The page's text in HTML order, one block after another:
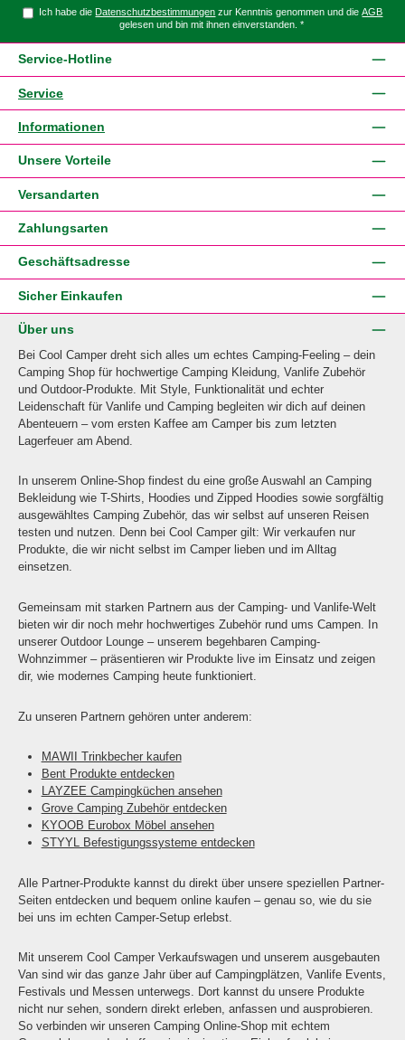
Ich habe dieDatenschutzbestimmungen zur Kenntnis genommen und dieAGB
gelesen und bin mit ihnen einverstanden. *
Service-Hotline
Service
Informationen
Unsere Vorteile
Versandarten
Zahlungsarten
Geschäftsadresse
Sicher Einkaufen
Über uns
Bei Cool Camper dreht sich alles um echtes Camping-Feeling – dein
Camping Shop für hochwertige Camping Kleidung, Vanlife Zubehör
und Outdoor-Produkte. Mit Style, Funktionalität und echter
Leidenschaft für Vanlife und Camping begleiten wir dich auf deinen
Abenteuern – vom ersten Kaffee am Camper bis zum letzten
Lagerfeuer am Abend.
In unserem Online-Shop findest du eine große Auswahl an Camping
Bekleidung wie T-Shirts, Hoodies und Zipped Hoodies sowie sorgfältig
ausgewähltes Camping Zubehör, das wir selbst auf unseren Reisen
testen und nutzen. Denn bei Cool Camper gilt: Wir verkaufen nur
Produkte, die wir nicht selbst im Camper lieben und im Alltag
einsetzen.
Gemeinsam mit starken Partnern aus der Camping- und Vanlife-Welt
bieten wir dir noch mehr hochwertiges Zubehör rund ums Campen. In
unserer Outdoor Lounge – unserem begehbaren Camping-
Wohnzimmer – präsentieren wir Produkte live im Einsatz und zeigen
dir, wie modernes Camping heute funktioniert.
Zu unseren Partnern gehören unter anderem:
MAWII Trinkbecher kaufen
Bent Produkte entdecken
LAYZEE Campingküchen ansehen
Grove Camping Zubehör entdecken
KYOOB Eurobox Möbel ansehen
STYYL Befestigungssysteme entdecken
Alle Partner-Produkte kannst du direkt über unsere speziellen Partner-
Seiten entdecken und bequem online kaufen – genau so, wie du sie
bei uns im echten Camper-Setup erlebst.
Mit unserem Cool Camper Verkaufswagen und unserem ausgebauten
Van sind wir das ganze Jahr über auf Campingplätzen, Vanlife Events,
Festivals und Messen unterwegs. Dort kannst du unsere Produkte
nicht nur sehen, sondern direkt erleben, anfassen und ausprobieren.
So verbinden wir unseren Camping Online-Shop mit echtem